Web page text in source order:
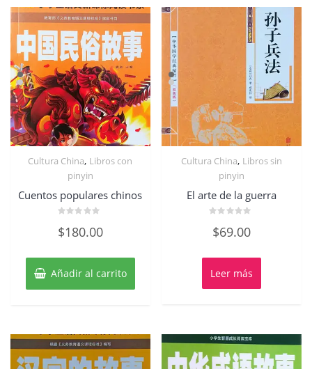
Cultura China, Libros con
pinyin
Cuentos populares chinos
con
0
5
$180.00
Añadir al carrito
Cultura China, Libros sin
pinyin
El arte de la guerra
con
5
$69.00
Leer más